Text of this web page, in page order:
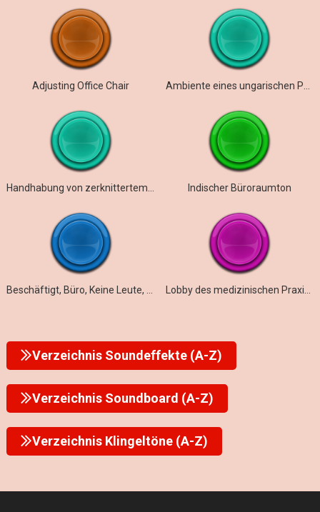
Adjusting Office Chair
Indischer Büroraumton
Verzeichnis Soundeffekte (A-Z)
Verzeichnis Soundboard (A-Z)
Verzeichnis Klingeltöne (A-Z)